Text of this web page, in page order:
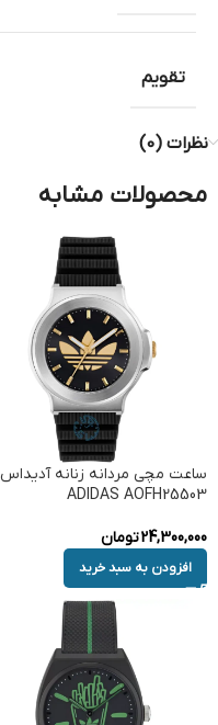
تقویم
نظرات (0)
محصولات مشابه
ساعت مچی مردانه زنانه آدیداس
ADIDAS AOFH25503
24,300,000تومان
افزودن به سبد خرید